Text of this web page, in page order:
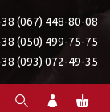
(067) 448-80-08
(050) 499-75-75
(093) 072-49-35